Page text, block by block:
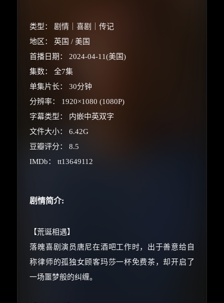
类型： 剧情｜喜剧｜传记
地区： 英国 / 美国
首播日期： 2024-04-11(美国)
集数： 全7集
单集片长： 30分钟
分辨率： 1920×1080 (1080P)
字幕类型： 内嵌中英双字
文件大小： 6.42G
豆瓣评分： 8.5
IMDb： tt13649112
剧情简介:
【荒诞相遇】
落魄喜剧演员唐尼在酒吧工作时，出于善意给自
称律师的孤独女顾客玛莎一杯免费茶，却开启了
一场噩梦般的纠缠。
🧧 福利领取站
你需要的各种会员，都可低价购买！
优惠券、活动红包，每日可领。
⚡ 前往【大淘客】领红包